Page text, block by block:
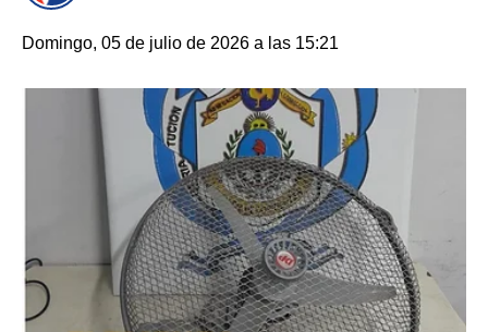
Domingo, 05 de julio de 2026 a las 15:21